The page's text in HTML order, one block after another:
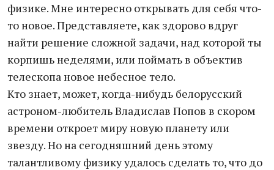
физике. Мне интересно открывать для себя что-
то новое. Представляете, как здорово вдруг
найти решение сложной задачи, над которой ты
корпишь неделями, или поймать в объектив
телескопа новое небесное тело.
Кто знает, может, когда-нибудь белорусский
астроном-любитель Владислав Попов в скором
времени откроет миру новую планету или
звезду. Но на сегодняшний день этому
талантливому физику удалось сделать то, что до